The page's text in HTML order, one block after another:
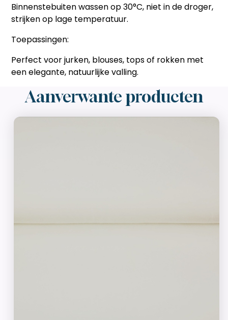
Binnenstebuiten wassen op 30°C, niet in de droger,
strijken op lage temperatuur.
Toepassingen:
Perfect voor jurken, blouses, tops of rokken met
een elegante, natuurlijke valling.
Aanverwante producten